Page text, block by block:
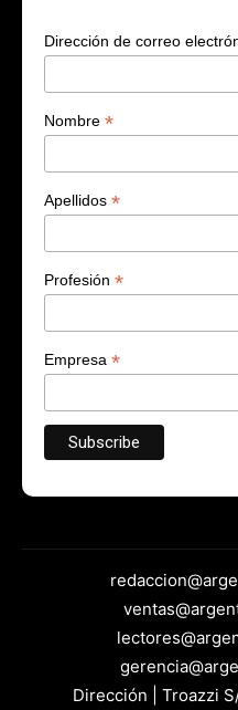
Dirección de correo
Nombre *
Apellidos *
Profesión *
Empresa *
Dirección | Troazzi